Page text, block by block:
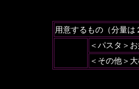
用意するもの（分量は
＜パスタ＞
＜その他＞